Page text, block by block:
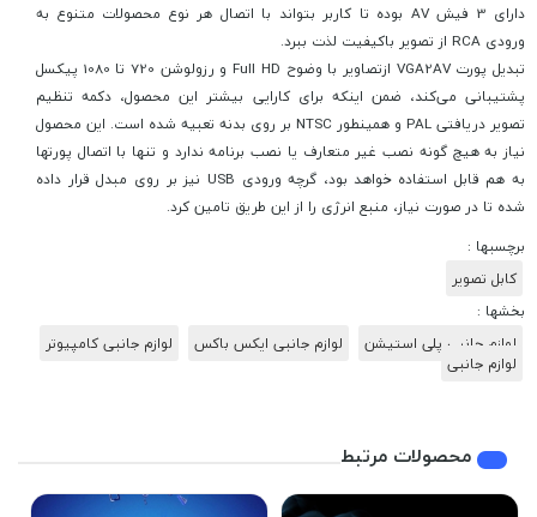
دارای 3 فیش AV بوده تا کاربر بتواند با اتصال هر نوع محصولات متنوع به
ورودی RCA از تصویر باکیفیت لذت ببرد.
تبدیل پورت VGA2AV ازتصاویر با وضوح Full HD و رزولوشن 720 تا 1080 پیکسل
پشتیبانی می‌کند، ضمن اینکه برای کارایی بیشتر این محصول، دکمه تنظیم
تصویر دریافتی PAL و همینطور NTSC بر روی بدنه تعبیه شده است. این محصول
نیاز به هیچ گونه نصب غیر متعارف یا نصب برنامه ندارد و تنها با اتصال پورتها
به هم قابل استفاده خواهد بود، گرچه ورودی USB نیز بر روی مبدل قرار داده
شده تا در صورت نیاز، منبع انرژی را از این طریق تامین کرد.
برچسبها :
کابل تصویر
بخشها :
لوازم جانبی پلی استیشن
لوازم جانبی ایکس باکس
لوازم جانبی کامپیوتر
لوازم جانبی
محصولات مرتبط